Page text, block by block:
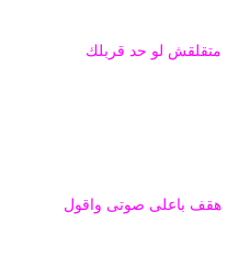
متقلقش لو حد قربلك
هقف باعلى صوتى واقول